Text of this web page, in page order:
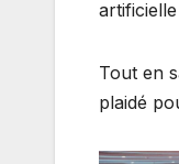
Tout en
plaidé